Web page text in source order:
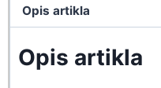
Opis artikla
Opis artikla